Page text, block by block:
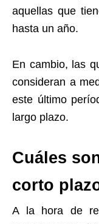
aquellas que
hasta un año.
En cambio, las
consideran a
este último
largo plazo.
Cuáles
corto
A la hora de